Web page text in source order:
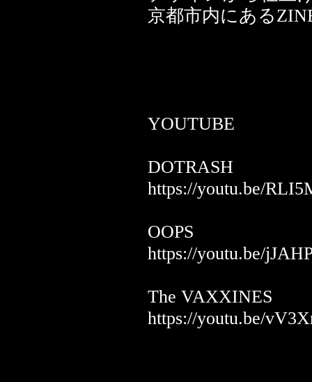
京都市内にある
YOUTUBE
DOTRASH
https://youtu.be/
OOPS
https://youtu.be/
The VAXXINES
https://youtu.be/